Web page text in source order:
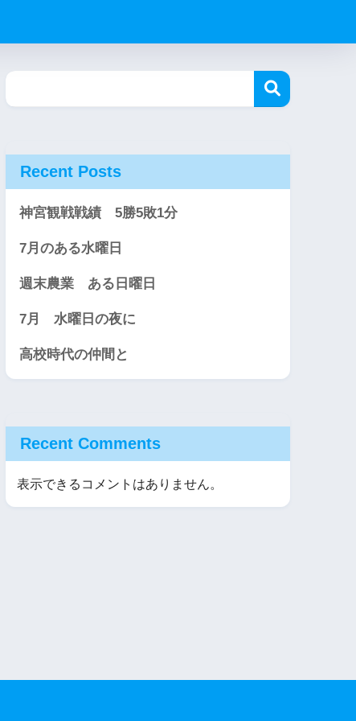
Recent Posts
神宮観戦戦績 5勝5敗1分
7月のある水曜日
週末農業 ある日曜日
7月 水曜日の夜に
高校時代の仲間と
Recent Comments
表示できるコメントはありません。